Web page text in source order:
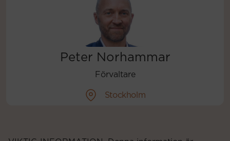
Peter Norhammar
Förvaltare
Stockholm